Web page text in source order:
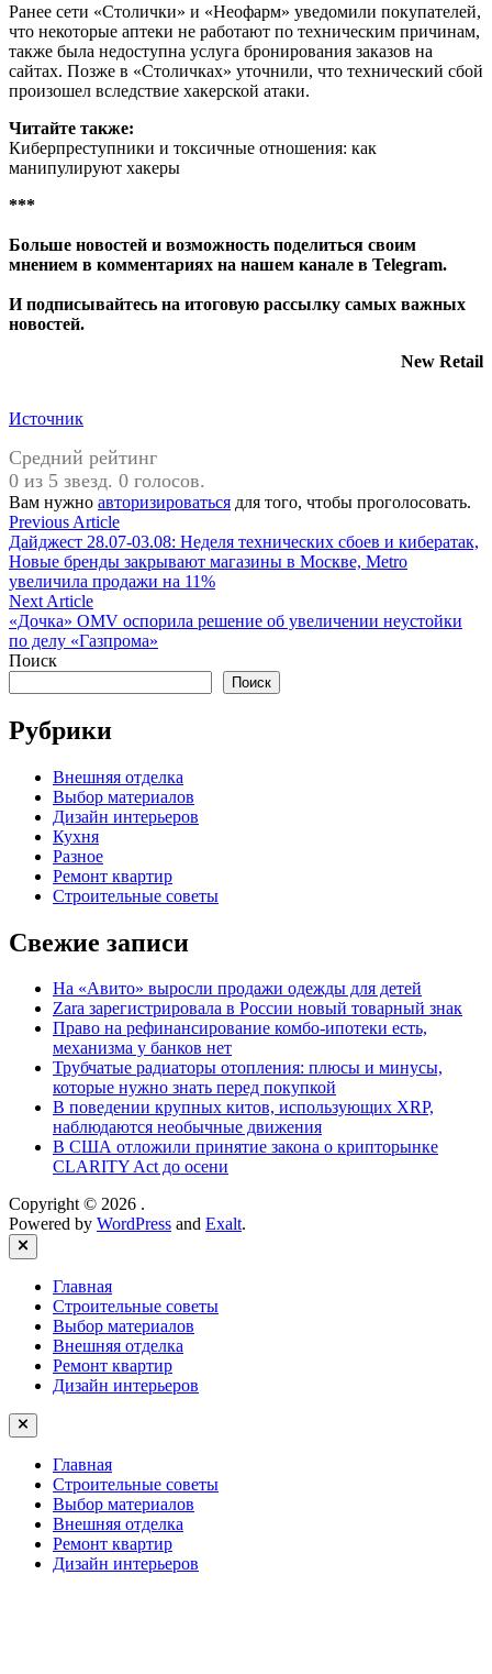
Ранее сети «Столички» и «Неофарм» уведомили покупателей,
что некоторые аптеки не работают по техническим причинам,
также была недоступна услуга бронирования заказов на
сайтах. Позже в «Столичках» уточнили, что технический сбой
произошел вследствие хакерской атаки.
Читайте также:
Киберпреступники и токсичные отношения: как
манипулируют хакеры
***
Больше новостей и возможность поделиться своим
мнением в комментариях на нашем канале в Telegram.
Иподписывайтесь на итоговую рассылку самых важных
новостей.
New Retail
Источник
Средний рейтинг
0 из 5 звезд. 0 голосов.
Вам нужно авторизироваться для того, чтобы проголосовать.
Навигация
по
записям
Previous ArticlePrevious
article:
Дайджест 28.07-03.08: Неделя технических сбоев и кибератак,
Новые бренды закрывают магазины в Москве, Metro
увеличила продажи на 11%
Next ArticleNext
article:
«Дочка» OMV оспорила решение об увеличении неустойки
по делу «Газпрома»
Поиск
Поиск
Рубрики
Внешняя отделка
Выбор материалов
Дизайн интерьеров
Кухня
Разное
Ремонт квартир
Строительные советы
Свежие записи
На «Авито» выросли продажи одежды для детей
Zara зарегистрировала в России новый товарный знак
Право на рефинансирование комбо-ипотеки есть,
механизма у банков нет
Трубчатые радиаторы отопления: плюсы и минусы,
которые нужно знать перед покупкой
В поведении крупных китов, использующих XRP,
наблюдаются необычные движения
В США отложили принятие закона о крипторынке
CLARITY Act до осени
Copyright © 2026 .
Powered by WordPress and Exalt.
Close
Главная
Строительные советы
Выбор материалов
Внешняя отделка
Ремонт квартир
Дизайн интерьеров
Главная
Строительные советы
Выбор материалов
Внешняя отделка
Ремонт квартир
Дизайн интерьеров